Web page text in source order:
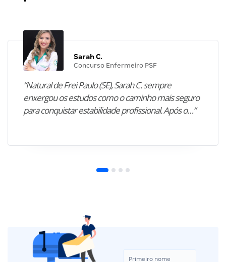
Sarah C.
Concurso Enfermeiro PSF
“Natural de Frei Paulo (SE), Sarah C. sempre
enxergou os estudos como o caminho mais seguro
para conquistar estabilidade profissional. Após o…”